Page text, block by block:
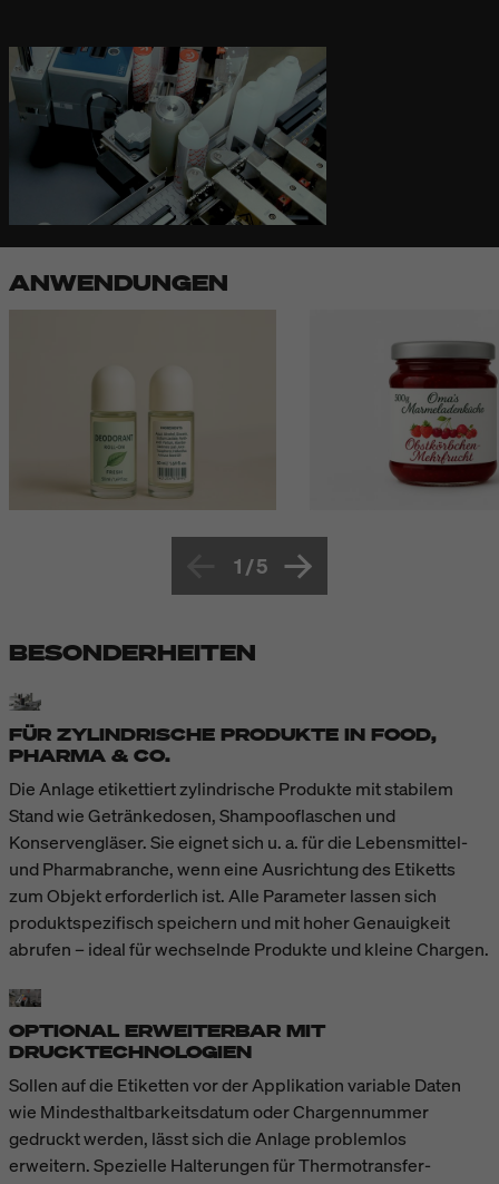
ANWENDUNGEN
1 /5
BESONDERHEITEN
FÜR ZYLINDRISCHE PRODUKTE IN FOOD,
PHARMA & CO.
Die Anlage etikettiert zylindrische Produkte mit stabilem
Stand wie Getränkedosen, Shampooflaschen und
Konservengläser. Sie eignet sich u. a. für die Lebensmittel-
und Pharmabranche, wenn eine Ausrichtung des Etiketts
zum Objekt erforderlich ist. Alle Parameter lassen sich
produktspezifisch speichern und mit hoher Genauigkeit
abrufen – ideal für wechselnde Produkte und kleine Chargen.
OPTIONAL ERWEITERBAR MIT
DRUCKTECHNOLOGIEN
Sollen auf die Etiketten vor der Applikation variable Daten
wie Mindesthaltbarkeitsdatum oder Chargennummer
gedruckt werden, lässt sich die Anlage problemlos
erweitern. Spezielle Halterungen für Thermotransfer-